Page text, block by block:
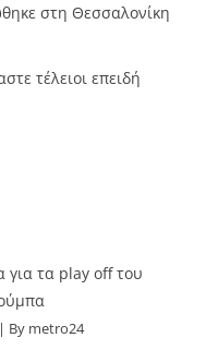
στη Θεσσαλονίκη
τέλειοι επειδή
τα play off του
By metro24